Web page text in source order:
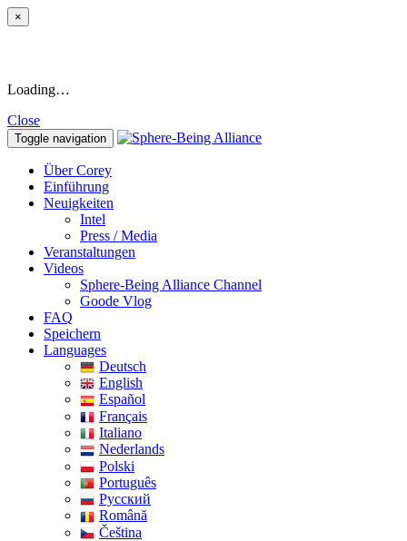
×
Loading…
Close
Toggle navigation
Über Corey
Einführung
Neuigkeiten
Intel
Press / Media
Veranstaltungen
Videos
Sphere-Being Alliance Channel
Goode Vlog
FAQ
Speichern
Languages
Deutsch
English
Español
Français
Italiano
Nederlands
Polski
Português
Pусский
Română
Čeština